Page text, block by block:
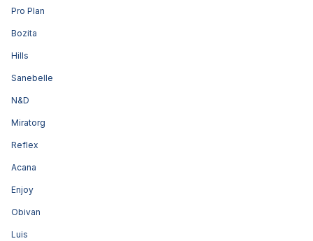
Pro Plan
Bozita
Hills
Sanebelle
N&D
Miratorg
Reflex
Acana
Enjoy
Obivan
Luis